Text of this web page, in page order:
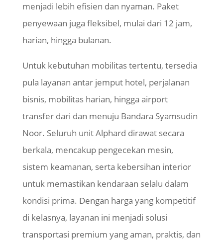
menjadi lebih efisien dan nyaman. Paket
penyewaan juga fleksibel, mulai dari 12 jam,
harian, hingga bulanan.
Untuk kebutuhan mobilitas tertentu, tersedia
pula layanan antar jemput hotel, perjalanan
bisnis, mobilitas harian, hingga airport
transfer dari dan menuju Bandara Syamsudin
Noor. Seluruh unit Alphard dirawat secara
berkala, mencakup pengecekan mesin,
sistem keamanan, serta kebersihan interior
untuk memastikan kendaraan selalu dalam
kondisi prima. Dengan harga yang kompetitif
di kelasnya, layanan ini menjadi solusi
transportasi premium yang aman, praktis, dan